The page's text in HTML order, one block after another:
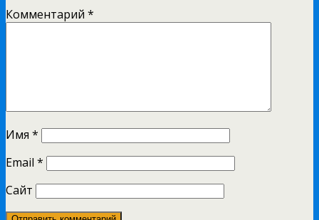
Комментарий *
Имя *
Email *
Сайт